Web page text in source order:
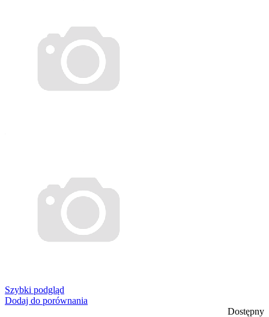
Szybki podgląd
Dodaj do porównania
Dostępny